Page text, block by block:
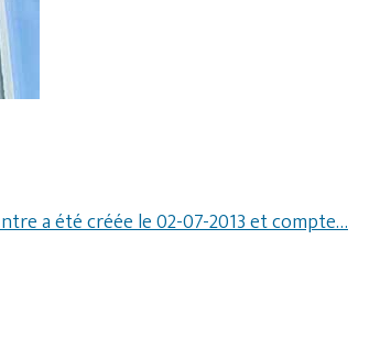
a été créée le 02-07-2013 et compte…